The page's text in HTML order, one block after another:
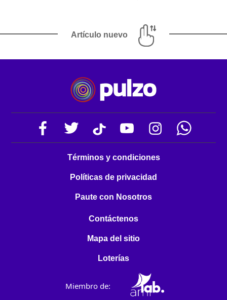
Artículo nuevo
Términos y condiciones
Políticas de privacidad
Paute con Nosotros
Contáctenos
Mapa del sitio
Loterías
Miembro de: